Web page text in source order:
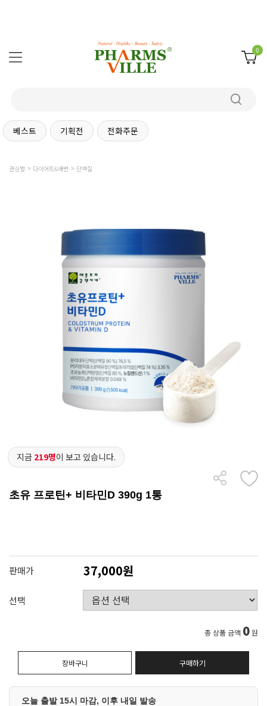
0
베스트 기획전 전화주문
관심별 다이어트&배변 단백질
지금 219명이 보고 있습니다.
초유 프로틴+ 비타민D 390g 1통
판매가 37,000원
선택
총 상품 금액 0원
장바구니 구매하기
오늘 출발 15시 마감, 이후 내일 발송